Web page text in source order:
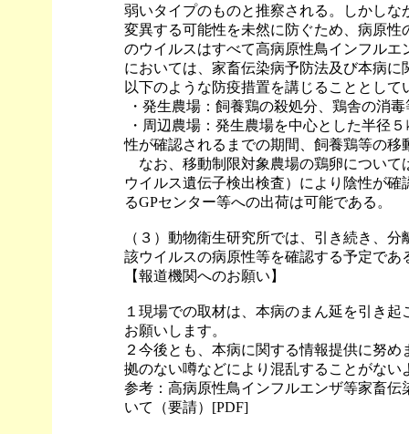
弱いタイプのものと推察される。しかし
変異する可能性を未然に防ぐため、病原
のウイルスはすべて高病原性鳥インフル
においては、家畜伝染病予防法及び本病
以下のような防疫措置を講じることとして
・発生農場：飼養鶏の殺処分、鶏舎の消毒
・周辺農場：発生農場を中心とした半径
性が確認されるまでの期間、飼養鶏等の移
なお、移動制限対象農場の鶏卵について
ウイルス遺伝子検出検査）により陰性が
るGPセンター等への出荷は可能である。
（３）動物衛生研究所では、引き続き、
該ウイルスの病原性等を確認する予定であ
【報道機関へのお願い】
１現場での取材は、本病のまん延を引き
お願いします。
２今後とも、本病に関する情報提供に努
拠のない噂などにより混乱することがない
参考：高病原性鳥インフルエンザ等家畜
いて（要請）[PDF]